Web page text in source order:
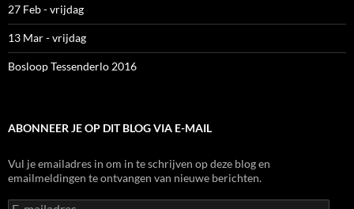
27 Feb - vrijdag
13 Mar - vrijdag
Bosloop Tessenderlo 2016
ABONNEER JE OP DIT BLOG VIA E-MAIL
Vul je emailadres in om in te schrijven op deze blog en
emailmeldingen te ontvangen van nieuwe berichten.
E-